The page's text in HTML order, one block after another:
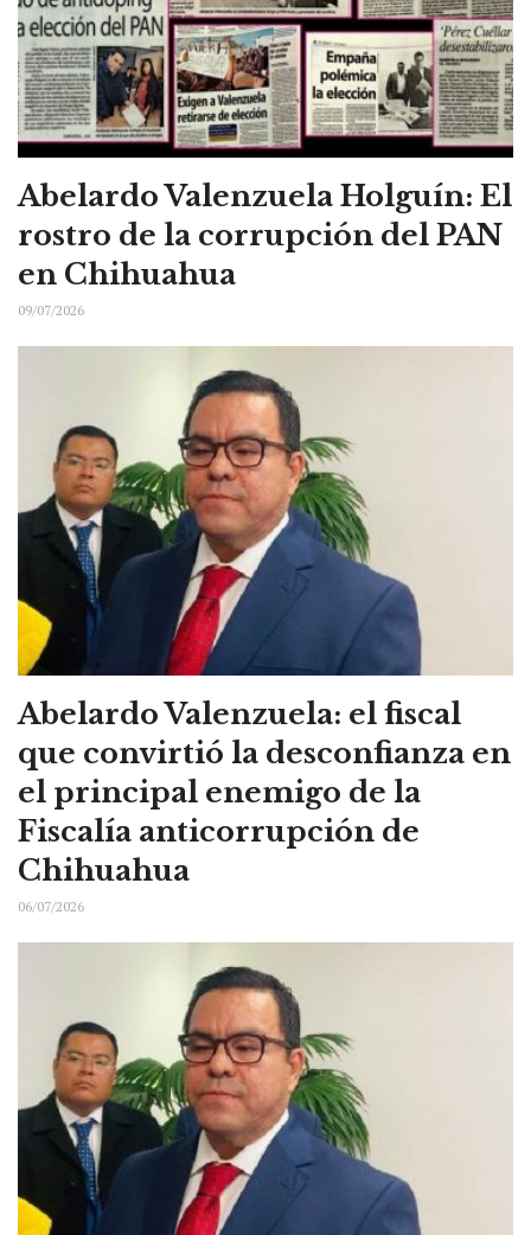
Abelardo Valenzuela Holguín: El
rostro de la corrupción del PAN
en Chihuahua
09/07/2026
Abelardo Valenzuela: el fiscal
que convirtió la desconfianza en
el principal enemigo de la
Fiscalía anticorrupción de
Chihuahua
06/07/2026